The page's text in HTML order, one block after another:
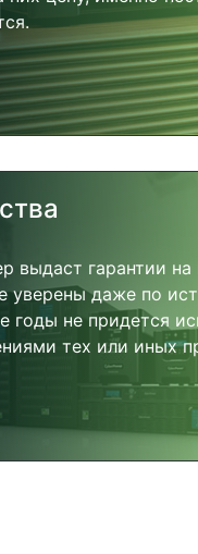
выдаст гарантии
уверены даже по
годы не придется
тех или иных